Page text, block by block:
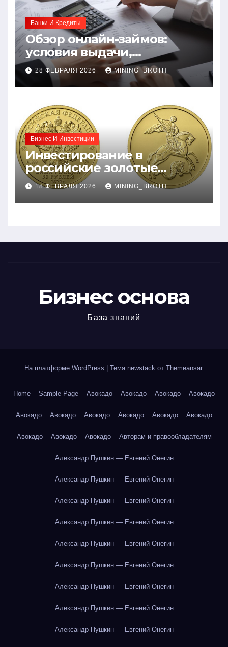
Банки И Кредиты
Обзор онлайн-займов:
условия выдачи,
процентные ставки и
требования к заемщикам
28 ФЕВРАЛЯ 2026 MINING_BROTH
Бизнес И Инвестиции
Инвестирование в
российские золотые
монеты: подробное
руководство
18 ФЕВРАЛЯ 2026 MINING_BROTH
Бизнес основа
База знаний
На платформе WordPress Тема newstack от Themeansar.
Home Sample Page Авокадо Авокадо Авокадо Авокадо
Авокадо Авокадо Авокадо Авокадо Авокадо Авокадо
Авокадо Авокадо Авокадо Авторам и правообладателям
Александр Пушкин — Евгений Онегин
Александр Пушкин — Евгений Онегин
Александр Пушкин — Евгений Онегин
Александр Пушкин — Евгений Онегин
Александр Пушкин — Евгений Онегин
Александр Пушкин — Евгений Онегин
Александр Пушкин — Евгений Онегин
Александр Пушкин — Евгений Онегин
Александр Пушкин — Евгений Онегин